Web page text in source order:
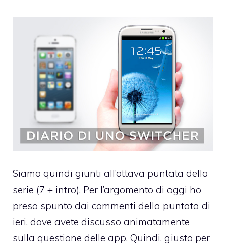
Siamo quindi giunti all’ottava puntata della
serie (7 + intro). Per l’argomento di oggi ho
preso spunto dai commenti della puntata di
ieri, dove avete discusso animatamente
sulla questione delle app. Quindi, giusto per